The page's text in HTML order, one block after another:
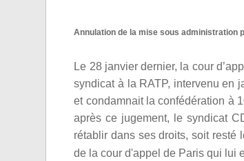
Annulation de la mise sous administration
Le 28 janvier dernier, la cour
syndicat à la RATP, intervenu en
et condamnait la confédération à
après ce jugement, le syndicat
rétablir dans ses droits, soit resté
de la cour d'appel de Paris qui lui